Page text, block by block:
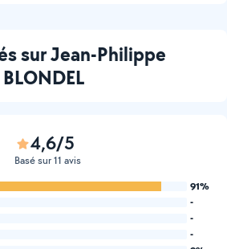
sur Jean-Philippe
BLONDEL
4,6/5
Basé sur 11 avis
91%
-
-
-